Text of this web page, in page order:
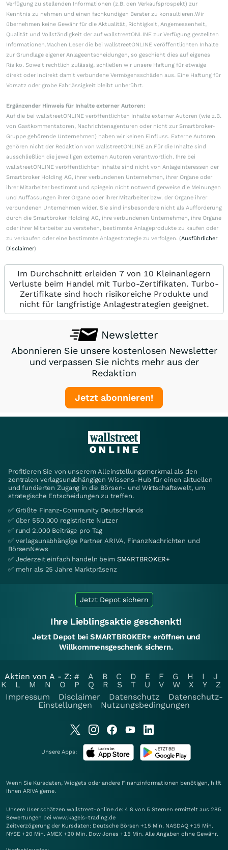
Verfügung zu stellenden Informationen (z.B. den Verkaufsprospekt) zur
Kenntnis zu nehmen und einen fachkundigen Berater zu konsultieren.Wir
übernehmen keine Gewähr für die Aktualität, Richtigkeit, Angemessenheit,
Qualität und Vollständigkeit der auf wallstreetONLINE zur Verfügung gestellten
Informationen.Machen Leser die bei wallstreetONLINE veröffentlichten Inhalte
zur Grundlage eigener Anlageentscheidungen, so geschieht dies auf eigenes
Risiko. Soweit rechtlich zulässig, schließen wir unsere Haftung für etwaige
direkt oder indirekt damit verbundene Vermögensschäden aus. Eine Haftung für
Vorsatz oder grobe Fahrlässigkeit bleibt unberührt.
Ergänzender Hinweis für Inhalte externer Autoren:
Auf die bei wallstreetONLINE veröffentlichten Inhalte externer Autoren (wie z.B.
von Gastkommentatoren, Nachrichtenagenturen oder nicht zur Smartbroker-
Gruppe gehörende Unternehmen) haben wir keinen Einfluss. Externe Autoren
gehören nicht der Redaktion von wallstreetONLINE an.Für die Inhalte sind
ausschließlich die jeweiligen externen Autoren verantwortlich. Ihre bei
wallstreetONLINE veröffentlichten Inhalte sind nicht von Anlageinteressen der
Smartbroker Holding AG, ihrer verbundenen Unternehmen, ihrer Organe oder
ihrer Mitarbeiter bestimmt und spiegeln nicht notwendigerweise die Meinungen
und Auffassungen ihrer Organe oder ihrer Mitarbeiter bzw. der Organe ihrer
verbundenen Unternehmen wider. Sie sind insbesondere nicht als Aufforderung
durch die Smartbroker Holding AG, ihre verbundenen Unternehmen, ihre Organe
oder ihrer Mitarbeiter zu verstehen, bestimmte Anlageprodukte zu kaufen oder
zu verkaufen oder eine bestimmte Anlagestrategie zu verfolgen. (Ausführlicher
Disclaimer)
Im Durchschnitt erleiden 7 von 10 Kleinanlegern
Verluste beim Handel mit Turbo-Zertifikaten. Turbo-
Zertifikate sind hoch risikoreiche Produkte und
nicht für langfristige Anlagestrategien geeignet.
Newsletter
Abonnieren Sie unsere kostenlosen Newsletter
und verpassen Sie nichts mehr aus der
Redaktion
Jetzt abonnieren!
Profitieren Sie von unserem Alleinstellungsmerkmal als den
zentralen verlagsunabhängigen Wissens-Hub für einen aktuellen
und fundierten Zugang in die Börsen- und Wirtschaftswelt, um
strategische Entscheidungen zu treffen.
✅ Größte Finanz-Community Deutschlands
✅ über 550.000 registrierte Nutzer
✅ rund 2.000 Beiträge pro Tag
✅ verlagsunabhängige Partner ARIVA, FinanzNachrichten und
BörsenNews
✅ Jederzeit einfach handeln beim SMARTBROKER+
✅ mehr als 25 Jahre Marktpräsenz
Jetzt Depot sichern
Ihre Lieblingsaktie geschenkt!
Jetzt Depot bei SMARTBROKER+ eröffnen und
Willkommensgeschenk sichern.
Aktien von A - Z: # A B C D E F G H I
J
K
L M N O P Q R S T U V W X Y
Z
Impressum
Disclaimer Datenschutz
Datenschutz-
Einstellungen
Nutzungsbedingungen
Unsere Apps:
Wenn Sie Kursdaten, Widgets oder andere Finanzinformationen benötigen, hilft
Ihnen ARIVA gerne.
Unsere User schätzen wallstreet-online.de: 4.8 von 5 Sternen ermittelt aus 285
Bewertungen bei www.kagels-trading.de
Zeitverzögerung der Kursdaten: Deutsche Börsen +15 Min. NASDAQ +15 Min.
NYSE +20 Min. AMEX +20 Min. Dow Jones +15 Min. Alle Angaben ohne Gewähr.